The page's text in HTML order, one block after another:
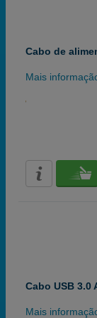
Cabo de
Mais
Cabo USB 3.0
Mais